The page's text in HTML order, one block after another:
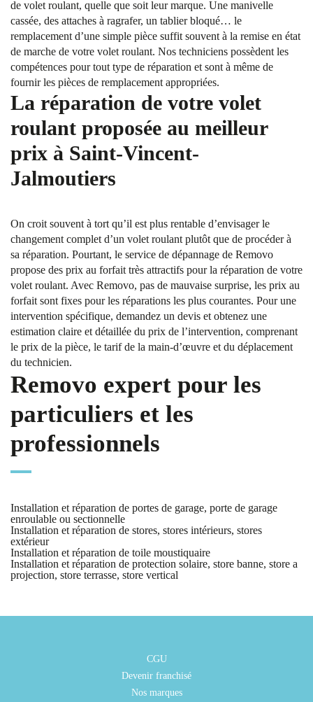
de volet roulant, quelle que soit leur marque. Une manivelle
cassée, des attaches à ragrafer, un tablier bloqué… le
remplacement d’une simple pièce suffit souvent à la remise en état
de marche de votre volet roulant. Nos techniciens possèdent les
compétences pour tout type de réparation et sont à même de
fournir les pièces de remplacement appropriées.
La réparation de votre volet
roulant proposée au meilleur
prix à Saint-Vincent-
Jalmoutiers
On croit souvent à tort qu’il est plus rentable d’envisager le
changement complet d’un volet roulant plutôt que de procéder à
sa réparation. Pourtant, le service de dépannage de Removo
propose des prix au forfait très attractifs pour la réparation de votre
volet roulant. Avec Removo, pas de mauvaise surprise, les prix au
forfait sont fixes pour les réparations les plus courantes. Pour une
intervention spécifique, demandez un devis et obtenez une
estimation claire et détaillée du prix de l’intervention, comprenant
le prix de la pièce, le tarif de la main-d’œuvre et du déplacement
du technicien.
Removo expert pour les
particuliers et les
professionnels
Installation et réparation de portes de garage, porte de garage
enroulable ou sectionnelle
Installation et réparation de stores, stores intérieurs, stores
extérieur
Installation et réparation de toile moustiquaire
Installation et réparation de protection solaire, store banne, store a
projection, store terrasse, store vertical
CGU
Devenir franchisé
Nos marques